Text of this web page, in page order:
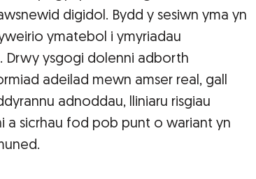
digidol. Bydd y sesiwn yma yn
ymatebol i ymyriadau
Drwy ysgogi dolenni adborth
adeilad mewn amser real, gall
adnoddau, lliniaru risgiau
a sicrhau fod pob punt o wariant yn